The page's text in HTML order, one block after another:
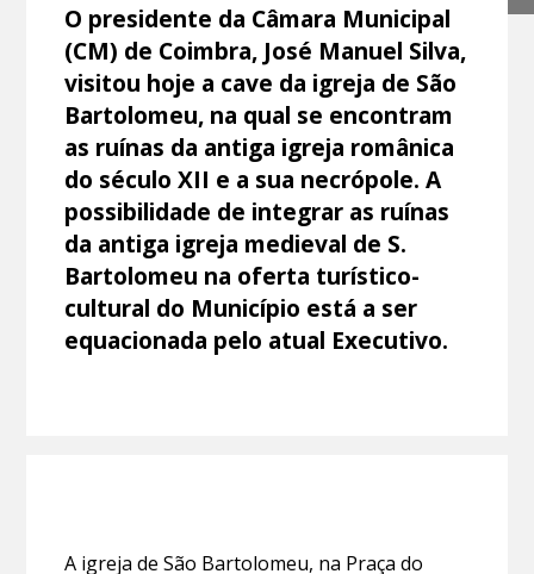
O presidente da Câmara Municipal
(CM) de Coimbra, José Manuel Silva,
visitou hoje a cave da igreja de São
Bartolomeu, na qual se encontram
as ruínas da antiga igreja românica
do século XII e a sua necrópole. A
possibilidade de integrar as ruínas
da antiga igreja medieval de S.
Bartolomeu na oferta turístico-
cultural do Município está a ser
equacionada pelo atual Executivo.
A igreja de São Bartolomeu, na Praça do